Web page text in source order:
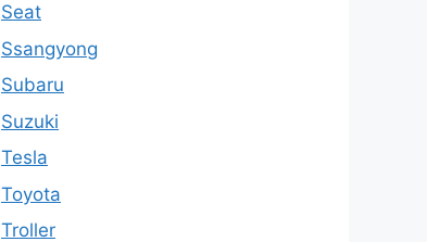
Seat
Ssangyong
Subaru
Suzuki
Tesla
Toyota
Troller